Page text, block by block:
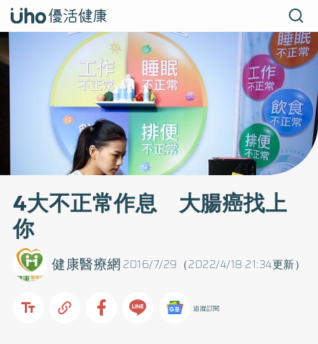
4大不正常作息 大腸癌找上
你
2016/7/29（2022/4/18 21:34更新）
健康醫療網
追蹤訂閱